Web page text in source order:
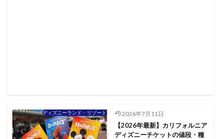
ディズニーランド・リゾート 2026年7月11日
【2026年最新】カリフォルニア
ディズニーチケットの値段・種